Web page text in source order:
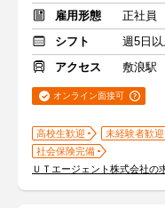
雇用形態
正社員
シフト
週5日
アクセス
敷浪駅
オンライン面接可
高校生歓迎 未経験者歓迎
社会保険完備
ＵＴエージェント株式会社の